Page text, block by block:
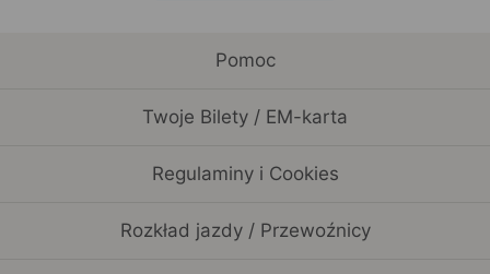
Pomoc
Twoje Bilety / EM-karta
Regulaminy i Cookies
Rozkład jazdy / Przewoźnicy